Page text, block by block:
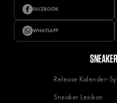
FACEBOOK
WHATSAPP
Release Kalender-
Sneaker Lexikon